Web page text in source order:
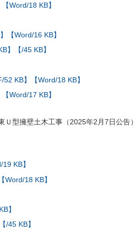
【Word/18 KB】
【Word/16 KB】
】
【/45 KB】
52 KB】
【Word/18 KB】
【Word/17 KB】
型擁壁土木工事（2025年2月7日公告）
19 KB】
【Word/18 KB】
】
【/45 KB】